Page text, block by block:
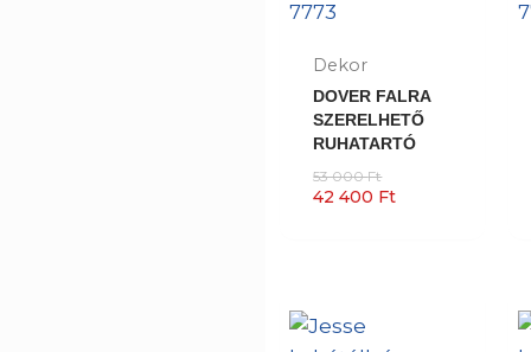
Dekor
DOVER FALRA
SZERELHETŐ
RUHATARTÓ
53 000Ft
42 400 Ft